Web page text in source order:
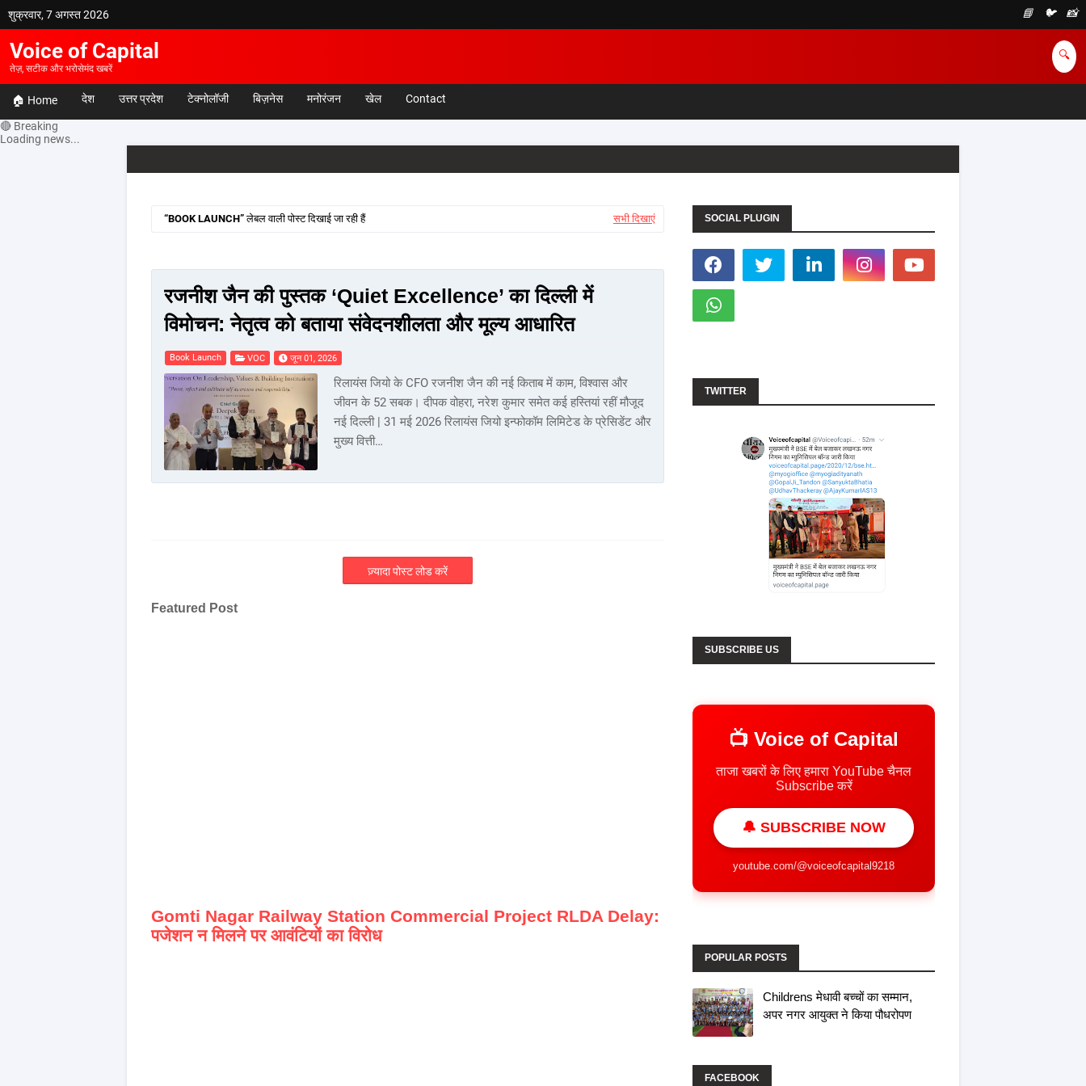
शुक्रवार, 7 अगस्त 2026 📘 🐦 📸
Voice of Capital
तेज़, सटीक और भरोसेमंद खबरें
🔍
🏠 Home देश उत्तर प्रदेश टेक्नोलॉजी बिज़नेस मनोरंजन खेल Contact
🔴 Breaking
Loading news...
BOOK LAUNCH लेबल वाली पोस्ट दिखाई जा रही हैं सभी दिखाएं
रजनीश जैन की पुस्तक ‘Quiet Excellence’ का दिल्ली में
विमोचन: नेतृत्व को बताया संवेदनशीलता और मूल्य आधारित
Book Launch VOC जून 01, 2026
रिलायंस जियो के CFO रजनीश जैन की नई किताब में काम, विश्वास और
जीवन के 52 सबक। दीपक वोहरा, नरेश कुमार समेत कई हस्तियां रहीं मौजूद
नई दिल्ली | 31 मई 2026 रिलायंस जियो इन्फोकॉम लिमिटेड के प्रेसिडेंट और
मुख्य वित्ती…
ज़्यादा पोस्ट लोड करें
Featured Post
Gomti Nagar Railway Station Commercial Project RLDA Delay:
पजेशन न मिलने पर आवंटियों का विरोध
SOCIAL PLUGIN
TWITTER
SUBSCRIBE US
📺 Voice of Capital
ताजा खबरों के लिए हमारा YouTube चैनल
Subscribe करें
🔔 SUBSCRIBE NOW
youtube.com/@voiceofcapital9218
POPULAR POSTS
Childrens मेधावी बच्चों का सम्मान,
अपर नगर आयुक्त ने किया पौधरोपण
FACEBOOK